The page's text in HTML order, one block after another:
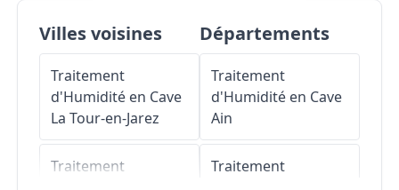
Villes voisines
Traitement
d'Humidité en Cave
La Tour-en-Jarez
Traitement
Départements
Traitement
d'Humidité en Cave
Ain
Traitement